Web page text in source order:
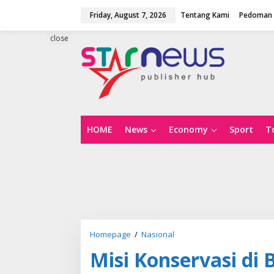
Friday, August 7, 2026 Tentang Kami Pedoman
HOME News Economy Sport
close
Homepage / Nasional
s
i
Misi Konservasi di